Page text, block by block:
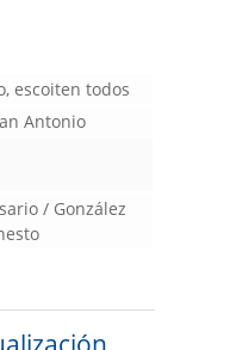
escoiten todos
Antonio
/ González